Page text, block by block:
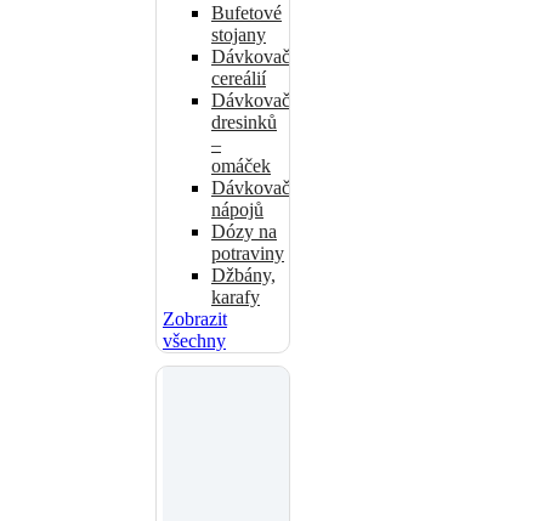
Bufetové
stojany
Dávkovače
cereálií
Dávkovače
dresinků
–
omáček
Dávkovače
nápojů
Dózy na
potraviny
Džbány,
karafy
Zobrazit
všechny